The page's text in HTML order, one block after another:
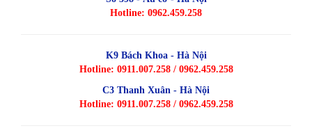
Hotline: 0962.459.258
K9 Bách Khoa - Hà Nội
Hotline: 0911.007.258 / 0962.459.258
C3 Thanh Xuân - Hà Nội
Hotline: 0911.007.258 / 0962.459.258